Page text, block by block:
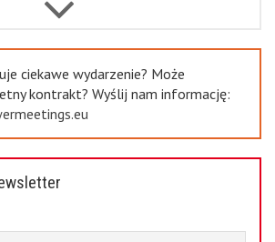
ciekawe wydarzenie? Może
kontrakt? Wyślij nam informację: